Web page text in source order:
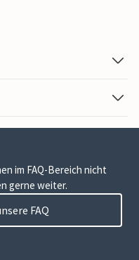
im FAQ-Bereich nicht
gerne weiter.
FAQ